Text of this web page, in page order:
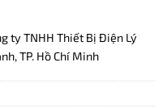
ty TNHH Thiết Bị Điện Lý
TP. Hồ Chí Minh